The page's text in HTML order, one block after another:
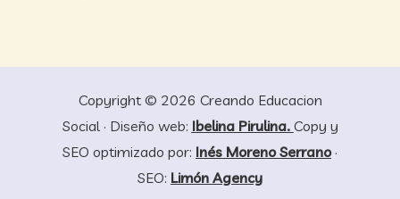
Copyright © 2026 Creando Educacion
Social · Diseño web: Ibelina Pirulina. Copy y
SEO optimizado por: Inés Moreno Serrano·
SEO: Limón Agency